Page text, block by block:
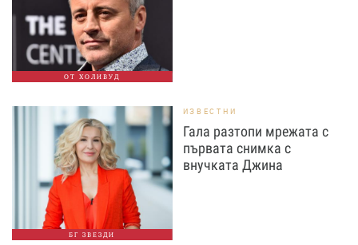
ОТ ХОЛИВУД
БГ ЗВЕЗДИ
ИЗВЕСТНИ
Гала разтопи мрежата с
първата снимка с
внучката Джина